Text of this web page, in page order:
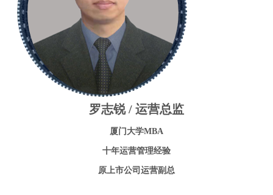
罗志锐 / 运营总监
厦门大学MBA
十年运营管理经验
原上市公司运营副总